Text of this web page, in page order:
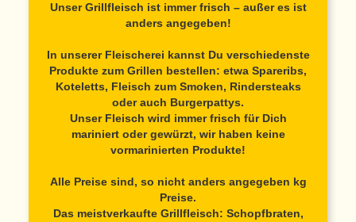
Unser Grillfleisch ist immer frisch – außer es ist
anders angegeben!
In unserer Fleischerei kannst Du verschiedenste
Produkte zum Grillen bestellen: etwa Spareribs,
Koteletts, Fleisch zum Smoken, Rindersteaks
oder auch Burgerpattys.
Unser Fleisch wird immer frisch für Dich
mariniert oder gewürzt, wir haben keine
vormarinierten Produkte!
Alle Preise sind, so nicht anders angegeben kg
Preise.
Das meistverkaufte Grillfleisch: Schopfbraten,